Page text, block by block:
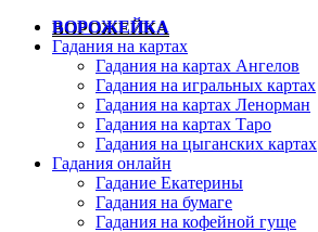
ВОРОЖЕЙКА
Гадания на картах
Гадания на картах Ангелов
Гадания на игральных картах
Гадания на картах Ленорман
Гадания на картах Таро
Гадания на цыганских картах
Гадания онлайн
Гадание Екатерины
Гадания на бумаге
Гадания на кофейной гуще